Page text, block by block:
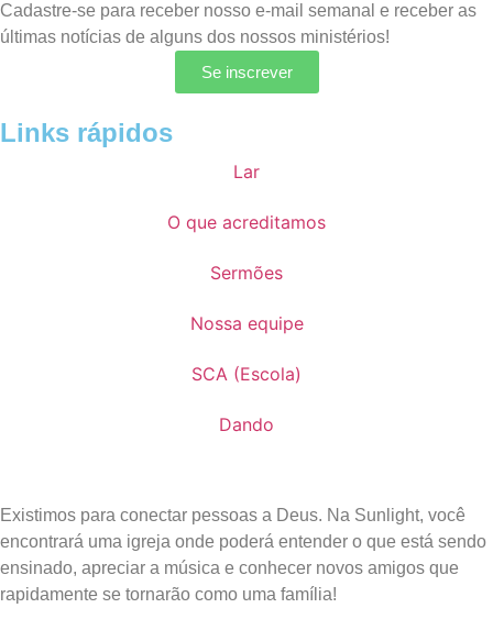
Cadastre-se para receber nosso e-mail semanal e receber as
últimas notícias de alguns dos nossos ministérios!
Se inscrever
Links rápidos
Lar
O que acreditamos
Sermões
Nossa equipe
SCA (Escola)
Dando
Existimos para conectar pessoas a Deus. Na Sunlight, você
encontrará uma igreja onde poderá entender o que está sendo
ensinado, apreciar a música e conhecer novos amigos que
rapidamente se tornarão como uma família!